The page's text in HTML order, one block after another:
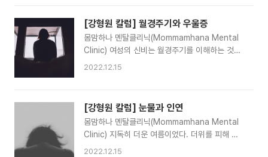
물음, ‘내가 누구일까?’ 진료실이라는 공간은 조금
은 특별한 장소이다. 그 곳이 믿음과 안전의 장소
일 때는 더..
고, 기본 감정(basic emotion)에 대한 정의와 분
류 또한 아직까지 의견이 분분한 상태이다. 기본감
정으로는 진화론적, 정신분석적, 자율신경계적, 얼
굴표정 접근, 경험적 분류 접근, 발달적 접근 등으
로 여러 관점에서 다양한 분류가 시도되고 있다.
기본 정서는 연구자들 마다 달랐다. 감정의 수레바
퀴(Wheel of Emotions) 이론으로 유명한 ..
[강형원 칼럼] 월경주기와 우울증
몸맘하나 멘탈클리닉(Mommamhana Mental
Clinic) 여성의 신비는 월경주기를 이해하는 것에
서 시작된다고 할 수 있다. 밀물과 썰물, 계절의 변
져 더욱 복잡한 양상을 보이게 된다. 자연의 순환
에서도 그렇듯 비슷한 과정을 겪는 여성들에게 영
광과 고통은 함께 따르게 된다. 여성이 존중받아야
할 이유이기도 하다. 28살 A양은 월경주기에 따
2022.12.15
[강형원 칼럼] 눈물과 인연
몸맘하나 멘탈클리닉(Mommamhana Mental
Clinic) 지독히 더운 여름이었다. 더위를 피해 찾
은 영화관에서 뜻밖의 눈물을 만났다. 그 눈물은
2022.12.15